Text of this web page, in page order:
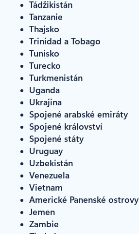
Tádžikistán
Tanzanie
Thajsko
Trinidad a Tobago
Tunisko
Turecko
Turkmenistán
Uganda
Ukrajina
Spojené arabské emiráty
Spojené království
Spojené státy
Uruguay
Uzbekistán
Venezuela
Vietnam
Americké Panenské ostrovy
Jemen
Zambie